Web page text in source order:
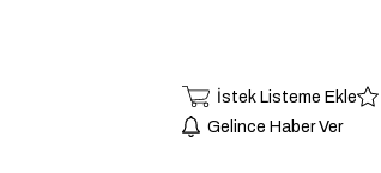
İstek Listeme Ekle
Gelince Haber Ver